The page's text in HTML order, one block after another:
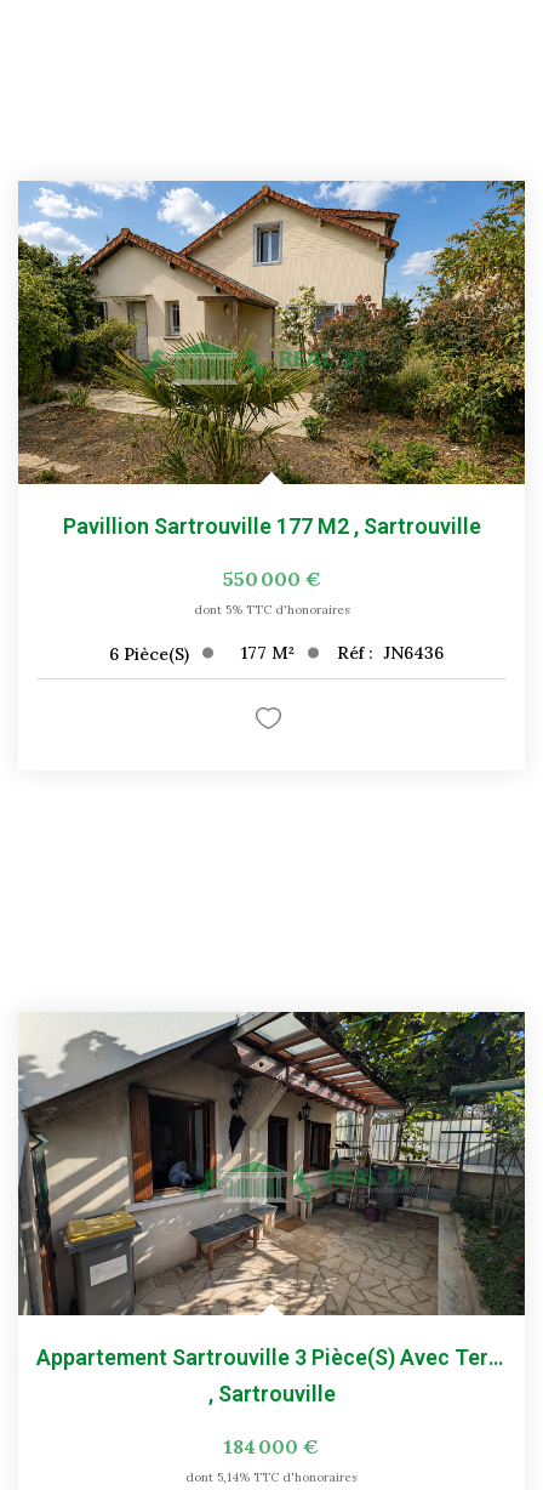
Pavillion Sartrouville 177 M2 , Sartrouville
550 000 €
dont 5% TTC d'honoraires
6 Pièce(s) 177 M² Réf : JN6436
Appartement Sartrouville 3 Pièce(s) Avec Terrasse
, Sartrouville
184 000 €
dont 5,14% TTC d'honoraires